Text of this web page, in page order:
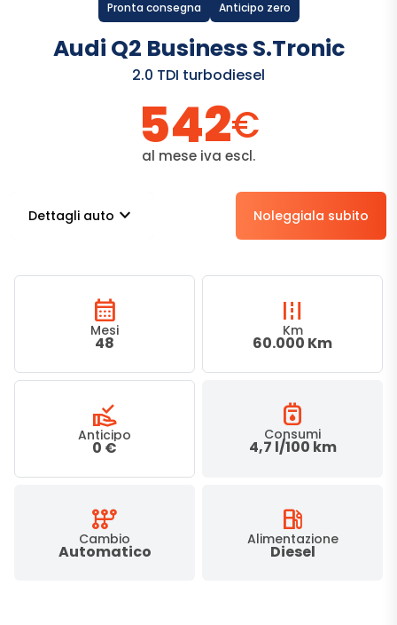
Pronta consegna Anticipo zero
Audi Q2 Business S.Tronic
2.0 TDI turbodiesel
542€
al mese iva escl.
calendar_month
Mesi
48
road
Km
60.000 Km
approval_delegation
Anticipo
0 €
gas_meter
Consumi
4,7 l/100 km
auto_transmission
Cambio
Automatico
local_gas_station
Alimentazione
Diesel
Dettagli auto stat_minus_1 Noleggiala subito